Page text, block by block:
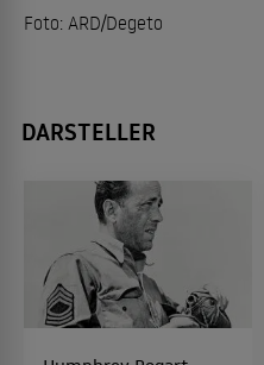
Foto: ARD/Degeto
DARSTELLER